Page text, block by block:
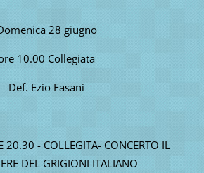
28 giugno
10.00 Collegiata
Def. Ezio Fasani
20.30 - COLLEGITA- CONCERTO IL
DEL GRIGIONI ITALIANO